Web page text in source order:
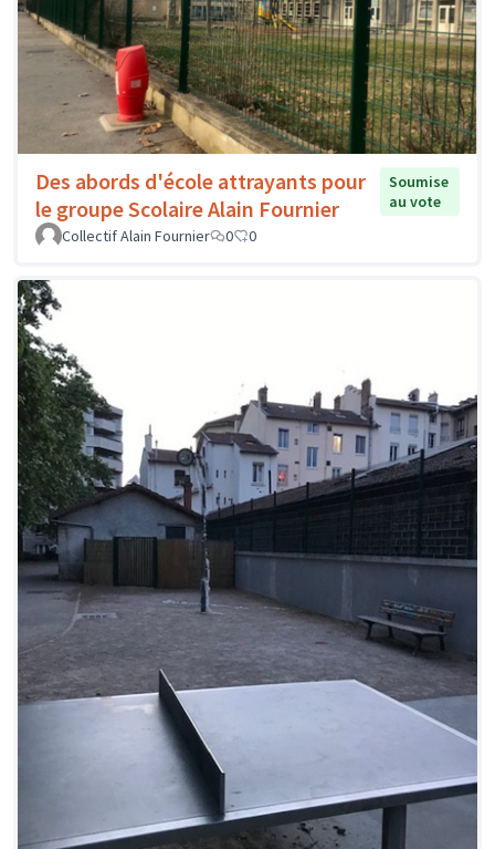
Des abords d'école attrayants pour
le groupe Scolaire Alain Fournier
Soumise
au vote
Collectif Alain Fournier
0 0